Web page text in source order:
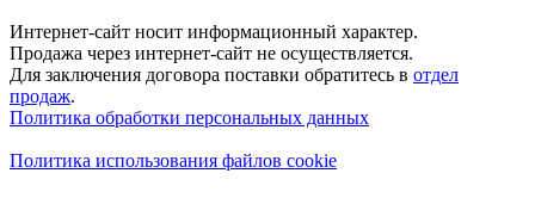
Интернет-сайт носит информационный характер.
Продажа через интернет-сайт не осуществляется.
Для заключения договора поставки обратитесь в отдел
продаж.
Политика обработки персональных данных
Политика использования файлов cookie